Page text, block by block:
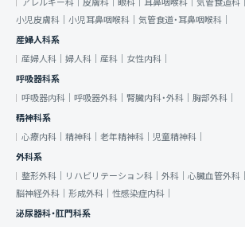
アレルギー科｜ 皮膚科｜ 眼科｜ 耳鼻咽喉科｜ 気管食道科｜
小児皮膚科｜ 小児耳鼻咽喉科｜ 気管食道・耳鼻咽喉科｜
産婦人科系
産婦人科｜ 婦人科｜ 産科｜ 女性内科｜
呼吸器科系
呼吸器内科｜ 呼吸器外科｜ 腎臓内科・外科｜ 胸部外科｜
精神科系
心療内科｜ 精神科｜ 老年精神科｜ 児童精神科｜
外科系
整形外科｜
リハビリテーション科｜ 外科｜ 心臓血管外科｜
脳神経外科｜ 形成外科｜ 性感染症内科｜
泌尿器科・肛門科系